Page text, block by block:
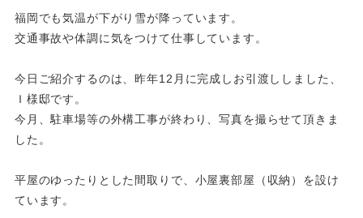
福岡でも気温が下がり雪が降っています。
交通事故や体調に気をつけて仕事しています。
今日ご紹介するのは、昨年12月に完成しお引渡ししました、
Ｉ様邸です。
今月、駐車場等の外構工事が終わり、写真を撮らせて頂きま
した。
平屋のゆったりとした間取りで、小屋裏部屋（収納）を設け
ています。